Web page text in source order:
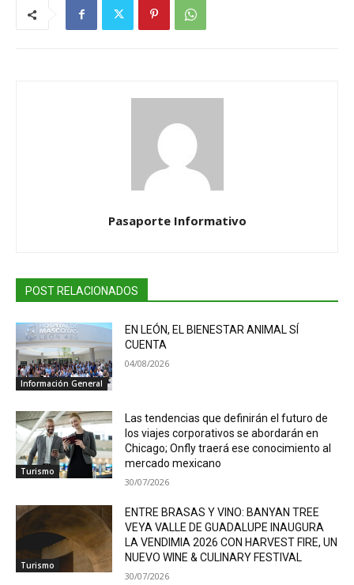
Pasaporte Informativo
POST RELACIONADOS
Información General
EN LEÓN, EL BIENESTAR ANIMAL SÍ
CUENTA
04/08/2026
Turismo
Las tendencias que definirán el futuro de
los viajes corporativos se abordarán en
Chicago; Onfly traerá ese conocimiento al
mercado mexicano
30/07/2026
Turismo
ENTRE BRASAS Y VINO: BANYAN TREE
VEYA VALLE DE GUADALUPE INAUGURA
LA VENDIMIA 2026 CON HARVEST FIRE, UN
NUEVO WINE & CULINARY FESTIVAL
30/07/2026